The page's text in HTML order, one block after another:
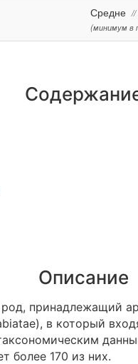
Средне //
(минимум в
Описание
принадлежащий
в который
более 170 из них.